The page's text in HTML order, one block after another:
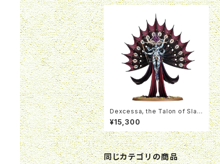
Dexcessa, the Talon of Slaa
nesh
¥15,300
同じカテゴリの商品